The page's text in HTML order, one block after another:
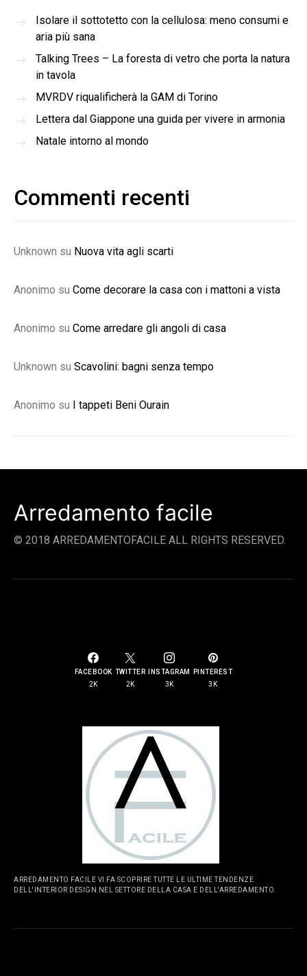
Isolare il sottotetto con la cellulosa: meno consumi e
aria più sana
Talking Trees – La foresta di vetro che porta la natura
in tavola
MVRDV riqualificherà la GAM di Torino
Lettera dal Giappone una guida per vivere in armonia
Natale intorno al mondo
Commenti recenti
Unknown su Nuova vita agli scarti
Anonimo su Come decorare la casa con i mattoni a vista
Anonimo su Come arredare gli angoli di casa
Unknown su Scavolini: bagni senza tempo
Anonimo su I tappeti Beni Ourain
Arredamento facile
© 2018 ARREDAMENTOFACILE ALL RIGHTS RESERVED.
FACEBOOK
2K
TWITTER
2K
INSTAGRAM
3K
PINTEREST
3K
ARREDAMENTO FACILE VI FA SCOPRIRE TUTTE LE ULTIME TENDENZE
DELL'INTERIOR DESIGN NEL SETTORE DELLA CASA E DELL'ARREDAMENTO.